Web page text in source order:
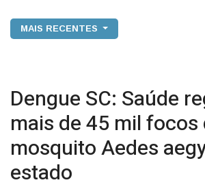
MAIS RECENTES
Dengue SC: Saúde
mais de 45 mil focos
mosquito Aedes
estado